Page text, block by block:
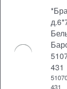
431
431